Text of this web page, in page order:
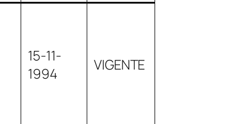
15-11-
1994
VIGENTE